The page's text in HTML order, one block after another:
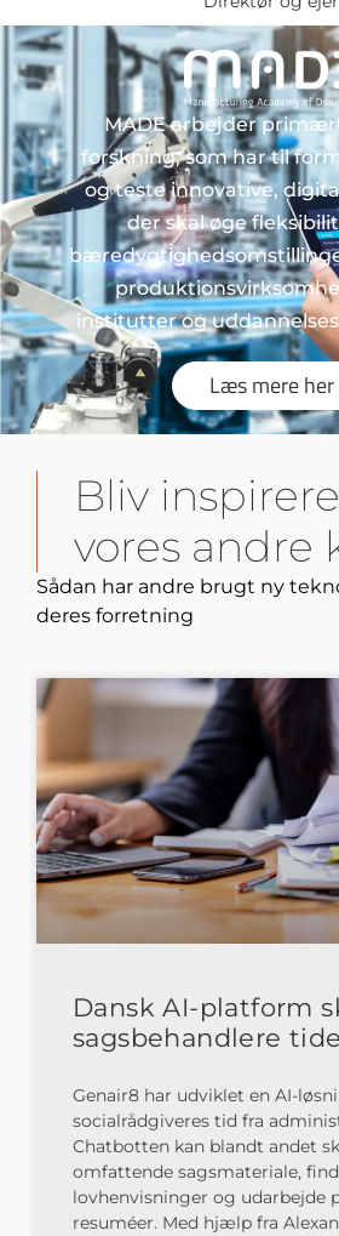
MADE arbejder
forskning, som har til
og teste innovative,
der skal øge
institutter og
Læs mere her
Bliv
vores andre
Sådan har andre brugt ny
deres forretning
Dansk AI-platform
sagsbehandlere
Genair8 har udviklet en AI-
socialrådgiveres tid fra
Chatbotten kan blandt andet
omfattende sagsmateriale,
lovhenvisninger og udarbejde
resuméer. Med hjælp fra